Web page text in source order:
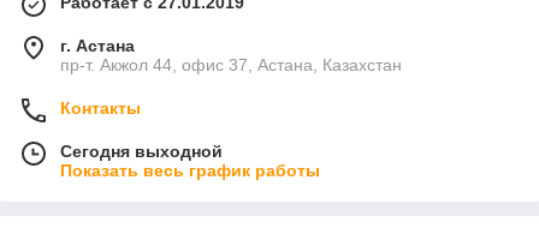
г. Астана
пр-т. Акжол 44, офис 37, Астана, Казахстан
Контакты
Сегодня выходной
Показать весь график работы